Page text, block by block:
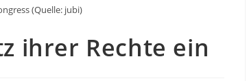
(Quelle: jubi)
ihrer Rechte ein